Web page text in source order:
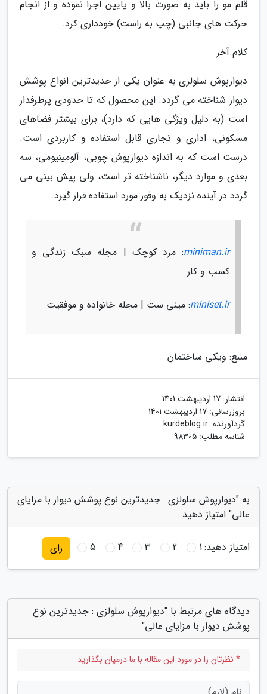
قلم مو را باید به صورت بالا و پایین اجرا نموده و از انجام
حرکت های جانبی (چپ به راست) خودداری کرد.
کلام آخر
دیوارپوش سلولزی به عنوان یکی از جدیدترین انواع پوشش
دیوار شناخته می گردد. این محصول که تا حدودی پرطرفدار
است (به دلیل ویژگی هایی که دارد)، برای بیشتر فضاهای
مسکونی، اداری و تجاری قابل استفاده و کاربردی است.
درست است که به اندازه دیوارپوش چوبی، آلومینیومی، سه
بعدی و موارد دیگر، ناشناخته تر است، ولی پیش بینی می
گردد در آینده نزدیک به وفور مورد استفاده قرار گیرد.
miniman.ir: مرد کوچک | مجله سبک زندگی و
کسب و کار
miniset.ir: مینی ست | مجله خانواده و موفقیت
منبع: ویکی ساختمان
انتشار: 17 اردیبهشت 1401
بروزرسانی: 17 اردیبهشت 1401
گردآورنده: kurdeblog.ir
شناسه مطلب: 98305
به "دیوارپوش سلولزی : جدیدترین نوع پوشش دیوار با مزایای
عالی" امتیاز دهید
امتیاز دهید:1
2
3
4
5 رای
دیدگاه های مرتبط با "دیوارپوش سلولزی : جدیدترین نوع
پوشش دیوار با مزایای عالی"
* نظرتان را در مورد این مقاله با ما درمیان بگذارید